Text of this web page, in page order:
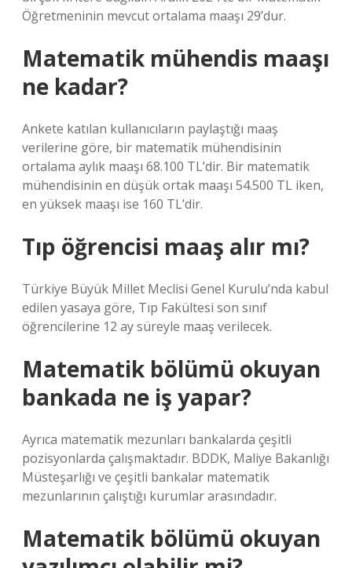
Öğretmeninin mevcut ortalama maaşı 29’dur.
Matematik mühendis maaşı
ne kadar?
Ankete katılan kullanıcıların paylaştığı maaş
verilerine göre, bir matematik mühendisinin
ortalama aylık maaşı 68.100 TL’dir. Bir matematik
mühendisinin en düşük ortak maaşı 54.500 TL iken,
en yüksek maaşı ise 160 TL’dir.
Tıp öğrencisi maaş alır mı?
Türkiye Büyük Millet Meclisi Genel Kurulu’nda kabul
edilen yasaya göre, Tıp Fakültesi son sınıf
öğrencilerine 12 ay süreyle maaş verilecek.
Matematik bölümü okuyan
bankada ne iş yapar?
Ayrıca matematik mezunları bankalarda çeşitli
pozisyonlarda çalışmaktadır. BDDK, Maliye Bakanlığı
Müsteşarlığı ve çeşitli bankalar matematik
mezunlarının çalıştığı kurumlar arasındadır.
Matematik bölümü okuyan